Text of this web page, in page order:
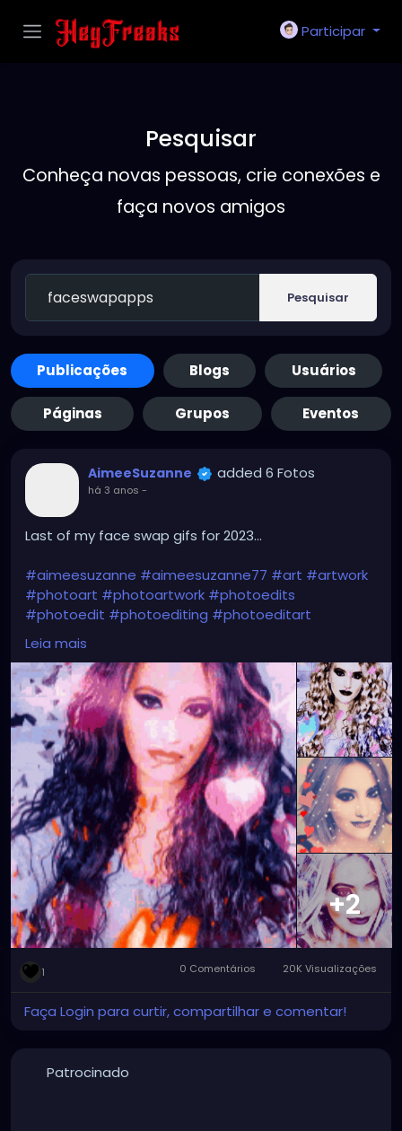
Participar
Pesquisar
Conheça novas pessoas, crie conexões e
faça novos amigos
Pesquisar
Publicações Blogs Usuários
Páginas Grupos Eventos
AimeeSuzanne added 6 Fotos
há 3 anos -
Last of my face swap gifs for 2023...
#aimeesuzanne #aimeesuzanne77 #art #artwork
#photoart #photoartwork #photoedits
#photoedit #photoediting #photoeditart
#photoeditingart
#facemorph
#faceswappingapps
#facemorphapps
#facemorphingapps
#faceswapphotos
#faceswappingphotos#facemorphphotos
#facemorphingphotos
#faceswapart
#faceswappingart#facemorphart
#facemorphingart#digitalart#digitalartwork
#graphicdesign #graphicdesignart#graphicart
#graphicartwork#forfun#formyamusement
#myface#myartwork#myfaceswaps
#myfacemorphs #myphotos#artgallery
#photogallery
Leia mais
+2
1 0 Comentários 20K Visualizações
Faça Login para curtir, compartilhar e comentar!
Patrocinado